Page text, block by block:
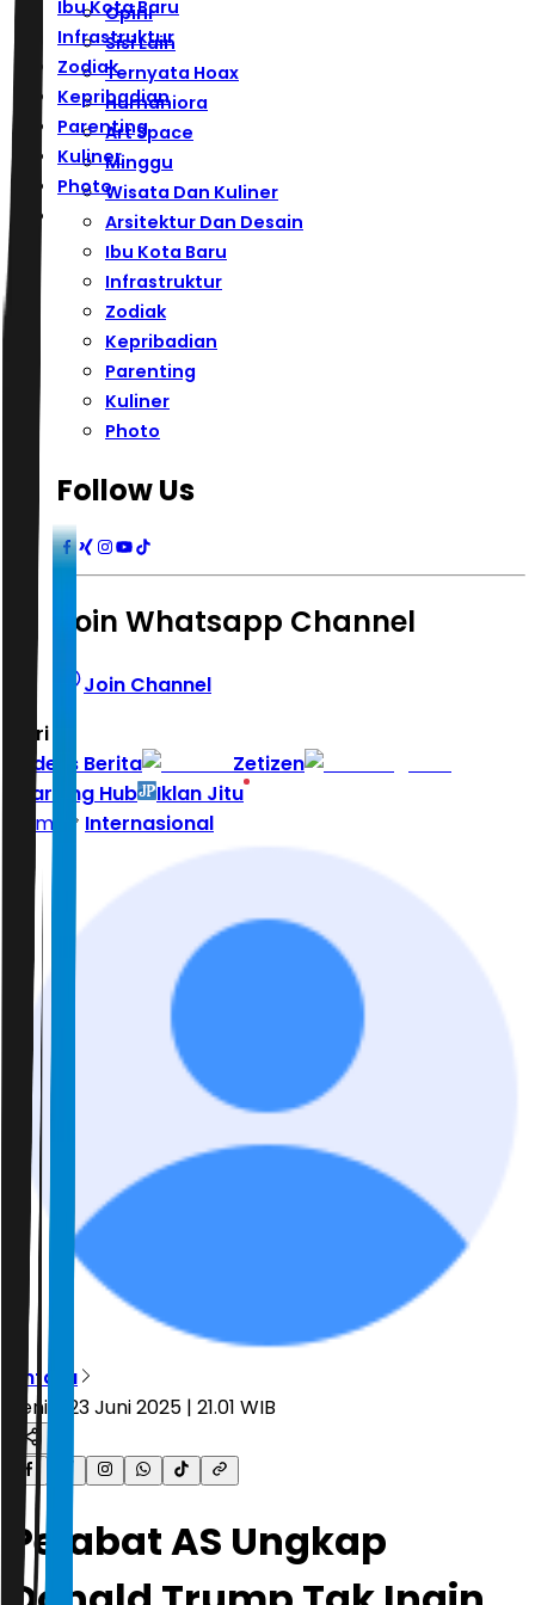
Ibu Kota Baru
Infrastruktur
Zodiak
Kepribadian
Parenting
Kuliner
Photo
Opini
Sisi Lain
Ternyata Hoax
Humaniora
Art Space
Minggu
Wisata Dan Kuliner
Arsitektur Dan Desain
Ibu Kota Baru
Infrastruktur
Zodiak
Kepribadian
Parenting
Kuliner
Photo
Follow Us
Join Whatsapp Channel
Join Channel
Hari ini
Indeks Berita
Zetizen
Learning Hub
Iklan Jitu
Home
Internasional
Antara
Senin, 23 Juni 2025 | 21.01 WIB
Pejabat AS Ungkap